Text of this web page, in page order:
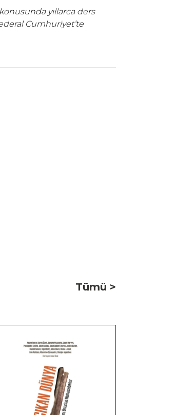
yıllarca ders
Cumhuriyet’te
Tümü >